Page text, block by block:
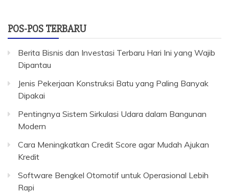
POS-POS TERBARU
Berita Bisnis dan Investasi Terbaru Hari Ini yang Wajib
Dipantau
Jenis Pekerjaan Konstruksi Batu yang Paling Banyak
Dipakai
Pentingnya Sistem Sirkulasi Udara dalam Bangunan
Modern
Cara Meningkatkan Credit Score agar Mudah Ajukan
Kredit
Software Bengkel Otomotif untuk Operasional Lebih
Rapi